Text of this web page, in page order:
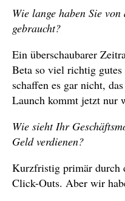
Wie lange haben Sie
gebraucht?
Ein überschaubarer
Beta so viel richtig
schaffen es gar nicht,
Launch kommt jetzt nur
Wie sieht Ihr
Geld verdienen?
Kurzfristig primär durch
Click-Outs. Aber wir